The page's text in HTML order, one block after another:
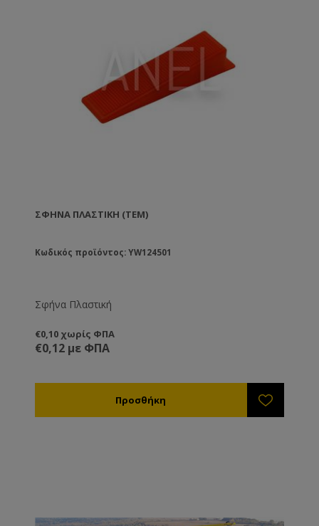
ΣΦΉΝΑ ΠΛΑΣΤΙΚΉ (ΤΕΜ)
Κωδικός προϊόντος: YW124501
Σφήνα Πλαστική
€0,10 χωρίς ΦΠΑ
€0,12 με ΦΠΑ